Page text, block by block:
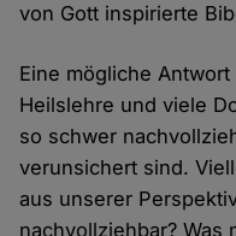
von Gott inspirierte
Eine mögliche
Heilslehre und viele
so schwer
verunsichert sind.
aus unserer
nachvollziehbar? Was